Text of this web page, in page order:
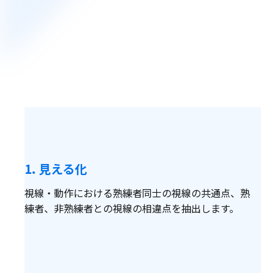
1. 見える化
視線・動作における熟練者同士の視線の共通点、熟
練者、非熟練者との視線の相違点を抽出します。